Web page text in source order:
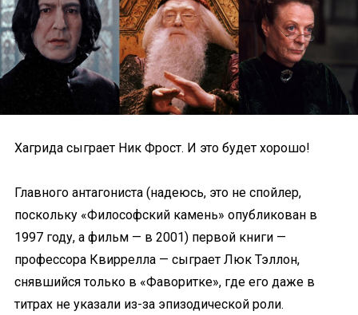
Хагрида сыграет Ник Фрост. И это будет хорошо!
Главного антагониста (надеюсь, это не спойлер,
поскольку «Философский камень» опубликован в
1997 году, а фильм — в 2001) первой книги —
профессора Квиррелла — сыграет Люк Тэллон,
снявшийся только в «Фаворитке», где его даже в
титрах не указали из-за эпизодической роли.